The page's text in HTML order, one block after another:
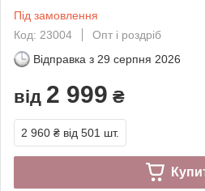
Під замовлення
Код: 23004
Опт і роздріб
Відправка з 29 серпня 2026
від 2 999 ₴
2 960 ₴ від 501 шт.